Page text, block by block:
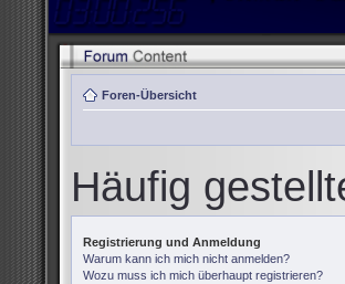
Foren-Übersicht
Häufig
Registrierung und Anmeldung
Warum kann ich mich nicht anmelden?
Wozu muss ich mich überhaupt registrieren?